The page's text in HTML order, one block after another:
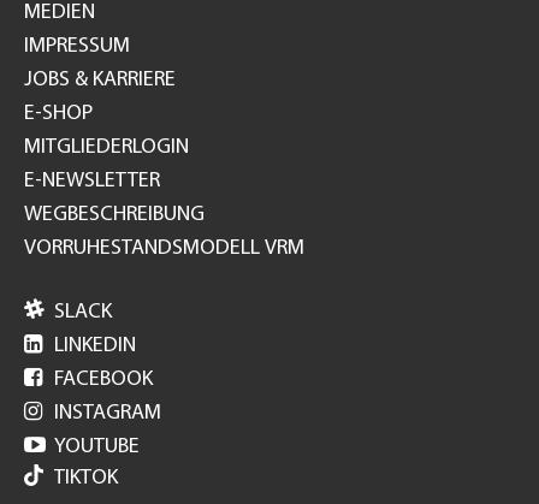
MEDIEN
IMPRESSUM
JOBS & KARRIERE
E-SHOP
MITGLIEDERLOGIN
E-NEWSLETTER
WEGBESCHREIBUNG
VORRUHESTANDSMODELL VRM
 SLACK
 LINKEDIN
 FACEBOOK
 INSTAGRAM
 YOUTUBE
TIKTOK